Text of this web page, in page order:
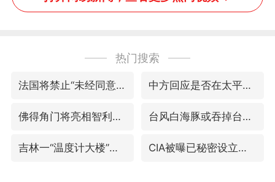
热门搜索
法国将禁止“未经同意的电话营销” 中方回应是否在太平洋海底开采稀土
佛得角门将亮相智利俱乐部主场 台风白海豚或吞掉台风鲸鱼
吉林一“温度计大楼”读数爆表 CIA被曝已秘密设立古巴工作组